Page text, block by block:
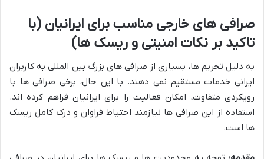
صرافی های خارجی مناسب برای ایرانیان (با
تاکید بر نکات امنیتی و ریسک ها)
به دلیل تحریم ها، بسیاری از صرافی های بزرگ بین المللی به کاربران
ایرانی خدمات مستقیم نمی دهند. با این حال، برخی صرافی ها با
رویکردی متفاوت، امکان فعالیت را برای ایرانیان فراهم کرده اند.
استفاده از این صرافی ها نیازمند احتیاط فراوان و درک کامل ریسک
ها است.